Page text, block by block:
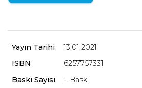
arzusu olmuştur. Abdullah Eryiğit’in
İnsan- başlıklı bu inceleme, söz
tarihi boyunca izini sürüyor ve insanın
ilişkide aşkınlık ve sınır pozisyonlarını
Bu çalışma insanın yasaları
Yayın Tarihi
13.01.2021
ISBN
6257757331
Baskı Sayısı
1. Baskı